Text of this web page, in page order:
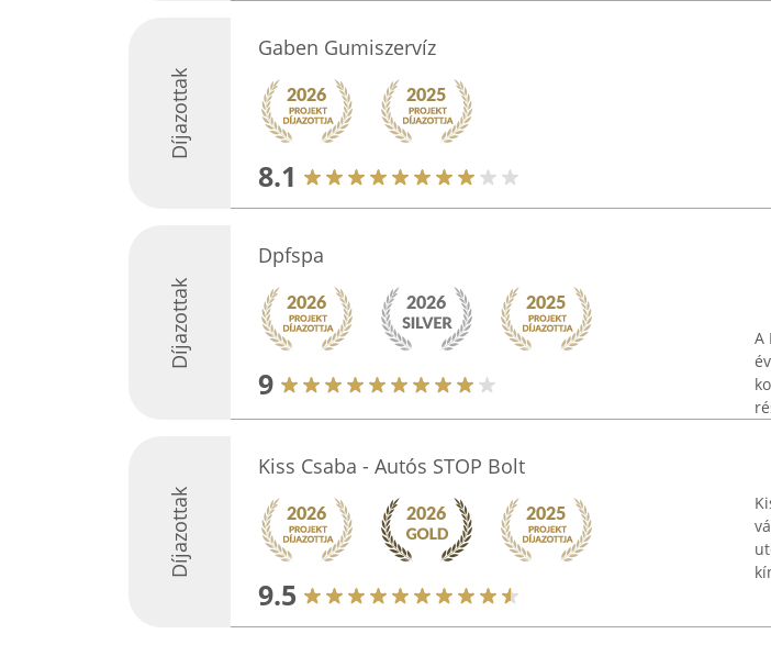
Díjazottak
Gaben Gumiszervíz
8.1
Díjazottak
Dpfspa
9
A
Díjazottak
Kiss Csaba - Autós STOP Bolt
9.5